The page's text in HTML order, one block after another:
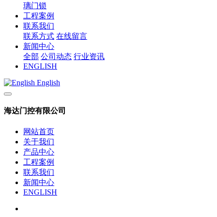
璃门锁
工程案例
联系我们
联系方式 在线留言
新闻中心
全部 公司动态 行业资讯
ENGLISH
English
海达门控有限公司
网站首页
关于我们
产品中心
工程案例
联系我们
新闻中心
ENGLISH